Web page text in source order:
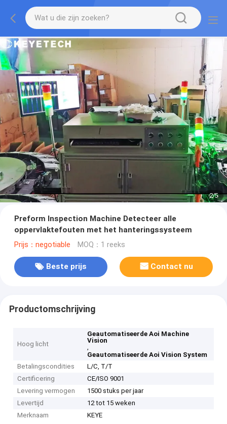
2/5
Preform Inspection Machine Detecteer alle
oppervlaktefouten met het hanteringssysteem
Prijs：negotiable MOQ：1 reeks
Beste prijs Contact nu
Productomschrijving
Hoog licht
Geautomatiseerde Aoi Machine
Vision
,
Geautomatiseerde Aoi Vision System
Betalingscondities
L/C, T/T
Certificering
CE/ISO 9001
Levering vermogen
1500 stuks per jaar
Levertijd
12 tot 15 weken
Merknaam
KEYE